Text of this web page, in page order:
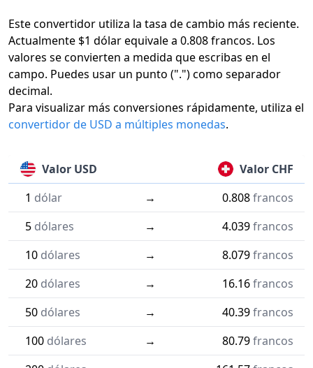
Este convertidor utiliza la tasa de cambio más reciente.
Actualmente $1 dólar equivale a 0.808 francos. Los
valores se convierten a medida que escribas en el
campo. Puedes usar un punto (".") como separador
decimal.
Para visualizar más conversiones rápidamente, utiliza el
convertidor de USD a múltiples monedas.
Valor USD
Valor CHF
1 dólar → 0.808francos
5 dólares → 4.039francos
10 dólares → 8.079francos
20 dólares → 16.16francos
50 dólares → 40.39francos
100 dólares → 80.79francos